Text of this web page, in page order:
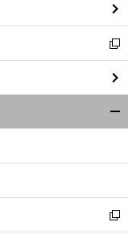
で
開
く
新
し
い
ウ
ィ
ン
ウ
開
く
新
し